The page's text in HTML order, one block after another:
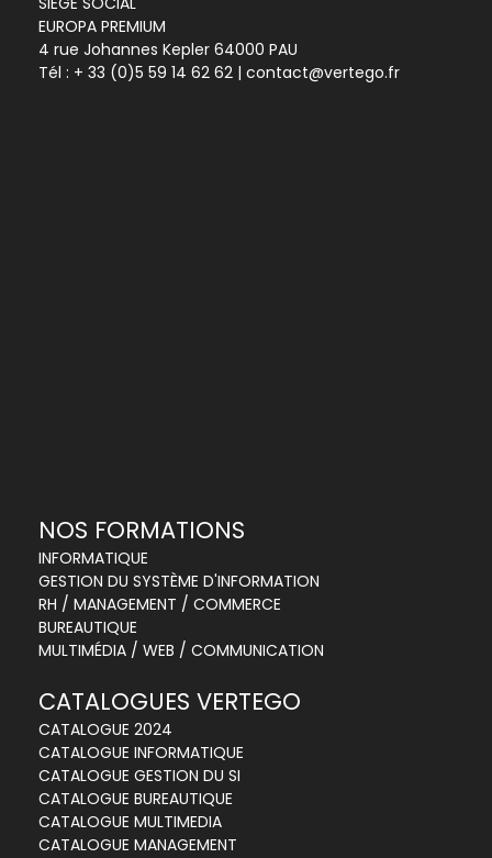
EUROPA PREMIUM
4 rue Johannes Kepler 64000 PAU
Tél : + 33 (0)5 59 14 62 62 | contact@vertego.fr
NOS FORMATIONS
INFORMATIQUE
GESTION DU SYSTÈME D'INFORMATION
RH / MANAGEMENT / COMMERCE
BUREAUTIQUE
MULTIMÉDIA / WEB / COMMUNICATION
CATALOGUES VERTEGO
CATALOGUE 2024
CATALOGUE INFORMATIQUE
CATALOGUE GESTION DU SI
CATALOGUE BUREAUTIQUE
CATALOGUE MULTIMEDIA
CATALOGUE MANAGEMENT